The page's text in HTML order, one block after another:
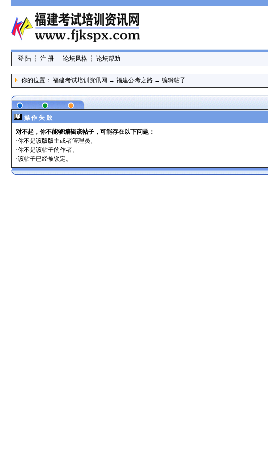
登 陆┆ 注 册┆ 论坛风格┆ 论坛帮助
你的位置： 福建考试培训资讯网 → 福建公考之路→ 编辑帖子
操 作 失 败
对不起，你不能够编辑该帖子，可能存在以下问题：
·你不是该版版主或者管理员。
·你不是该帖子的作者。
·该帖子已经被锁定。